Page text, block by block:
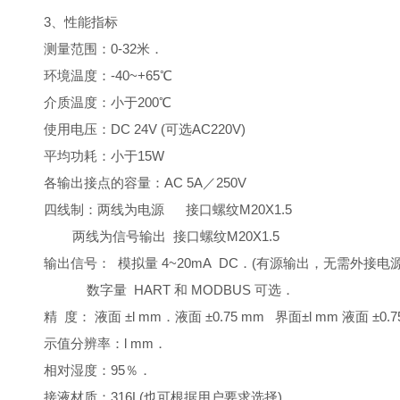
3、性能指标
测量范围：0-32米．
环境温度：-40~+65℃
介质温度：小于200℃
使用电压：DC 24V (可选AC220V)
平均功耗：小于15W
各输出接点的容量：AC 5A／250V
四线制：两线为电源 接口螺纹M20X1.5
两线为信号输出 接口螺纹M20X1.5
输出信号： 模拟量 4~20mA DC．(有源输出，无需外接电
数字量 HART 和 MODBUS 可选．
精 度： 液面 ±l mm．液面 ±0.75 mm 界面±l mm 液面
示值分辨率：l mm．
相对湿度：95％．
接液材质：316L(也可根据用户要求选择)．